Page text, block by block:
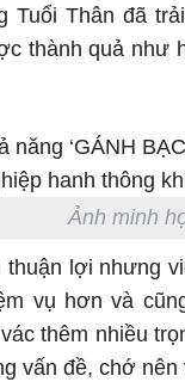
Tuổi Thân đã
thành quả như
Ảnh minh
thuận lợi nhưng
vụ hơn và
thêm nhiều
vấn đề, chớ